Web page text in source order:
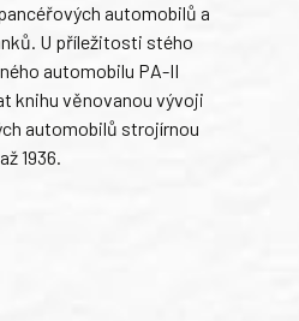
automobilů a
U příležitosti stého
automobilu PA-II
knihu věnovanou vývoji
automobilů strojírnou
1936.